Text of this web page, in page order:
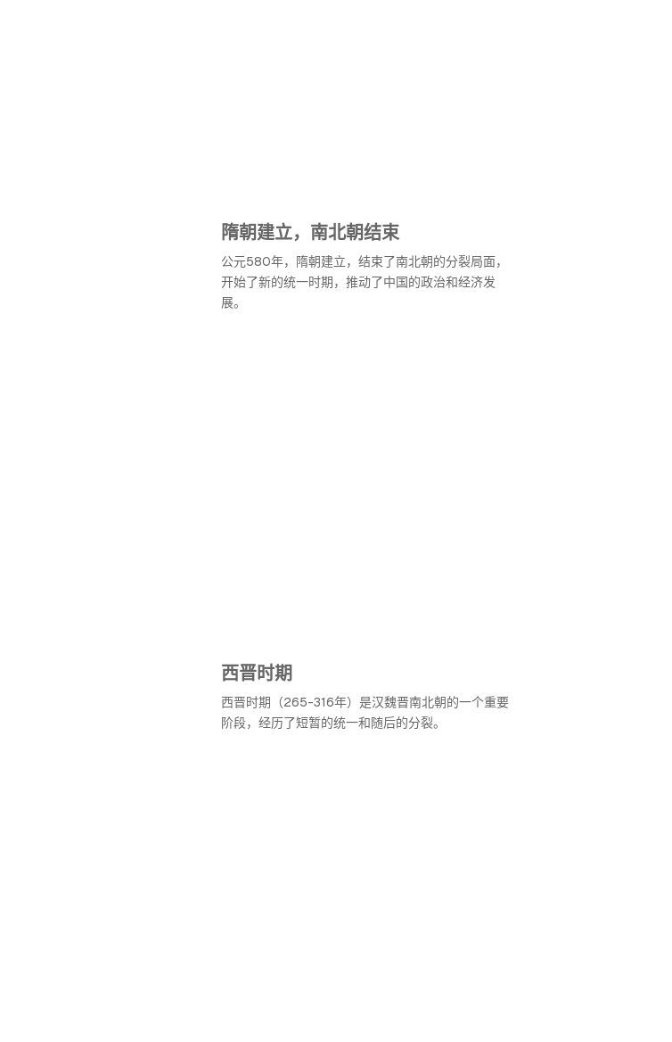
隋朝建立，南北朝结束
公元580年，隋朝建立，结束了南北朝的分裂局面，
开始了新的统一时期，推动了中国的政治和经济发
展。
西晋时期
西晋时期（265-316年）是汉魏晋南北朝的一个重要
阶段，经历了短暂的统一和随后的分裂。